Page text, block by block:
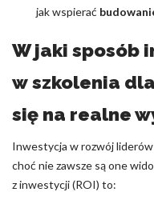
jak wspierać
W jaki sposób
w szkolenia
się na realne
Inwestycja w rozwój
choć nie zawsze są one
z inwestycji (ROI) to: